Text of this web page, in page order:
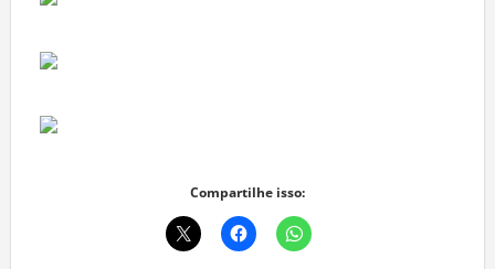
Compartilhe isso: